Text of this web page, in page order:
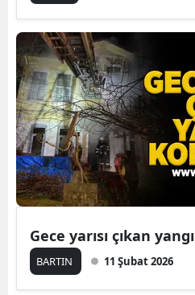
Gece yarısı çıkan
BARTIN 11 Şubat 2026